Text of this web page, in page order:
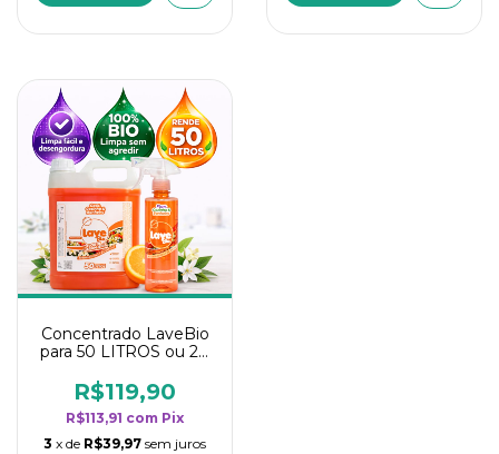
Concentrado LaveBio
para 50 LITROS ou 20
rendimento da
categoria - Flor de
Laranjeira
R$119,90
R$113,91 com Pix
3 x de R$39,97 sem juros